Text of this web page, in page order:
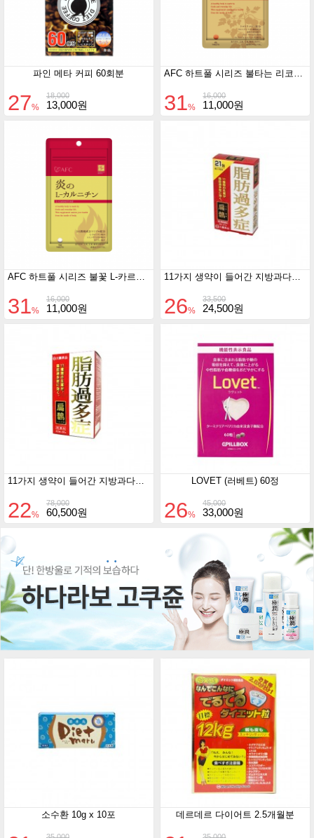
파인 메타 커피 60회분
18,000
27% 13,000원
16,000
31% 11,000원
AFC 하트풀 시리즈 불꽃 L-카르니틴 150정
16,000
31% 11,000원
11가지 생약이 들어간 지방과다증 편작 21포
33,500
26% 24,500원
78,000
22% 60,500원
LOVET (러베트) 60정
45,000
26% 33,000원
소수환 10g x 10포 데르데르 다이어트 2.5개월분